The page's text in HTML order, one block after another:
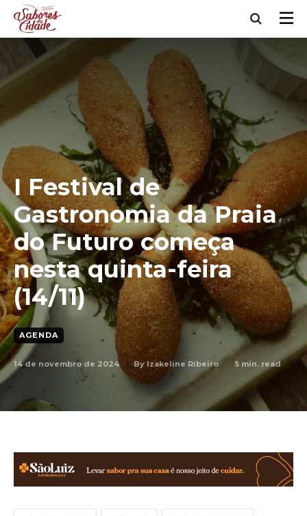
I Festival de
Gastronomia da Praia
do Futuro começa
nesta quinta-feira
(14/11)
AGENDA
14 de novembro de 2024 By Izakeline Ribeiro 5 min. read